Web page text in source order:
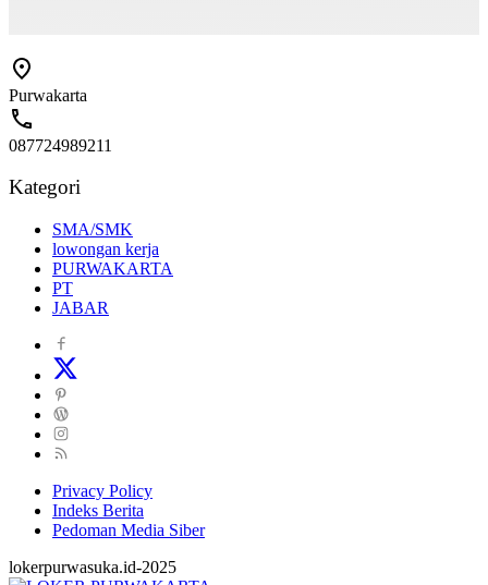
Purwakarta
087724989211
Kategori
SMA/SMK
lowongan kerja
PURWAKARTA
PT
JABAR
Privacy Policy
Indeks Berita
Pedoman Media Siber
lokerpurwasuka.id-2025